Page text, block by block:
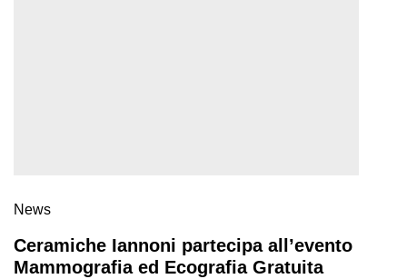
News
Ceramiche Iannoni partecipa all’evento
Mammografia ed Ecografia Gratuita